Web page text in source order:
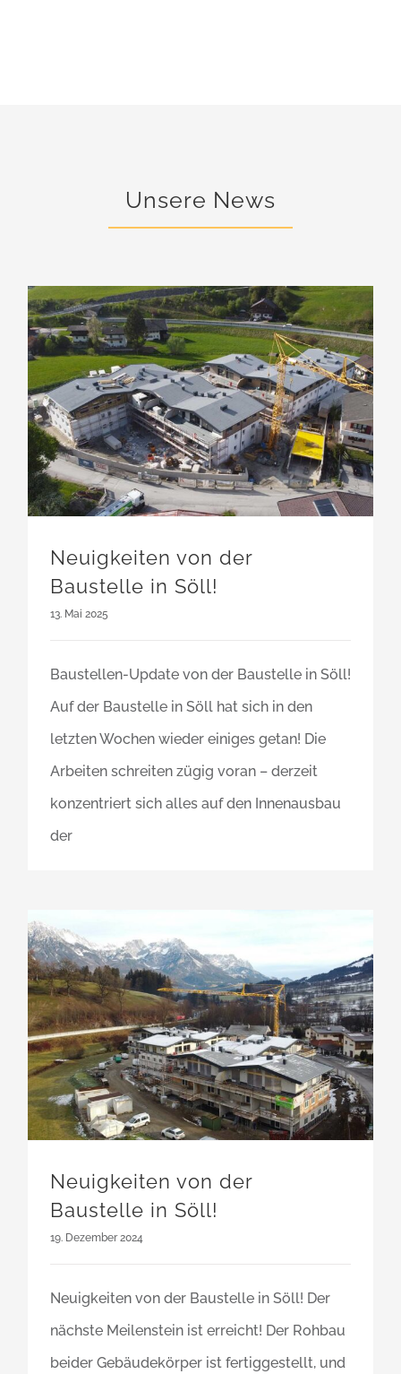
Unsere News
Neuigkeiten von der
Baustelle in Söll!
13. Mai 2025
Baustellen-Update von der Baustelle in Söll!
Auf der Baustelle in Söll hat sich in den
letzten Wochen wieder einiges getan! Die
Arbeiten schreiten zügig voran – derzeit
konzentriert sich alles auf den Innenausbau
der
Neuigkeiten von der
Baustelle in Söll!
19. Dezember 2024
Neuigkeiten von der Baustelle in Söll! Der
nächste Meilenstein ist erreicht! Der Rohbau
beider Gebäudekörper ist fertiggestellt, und